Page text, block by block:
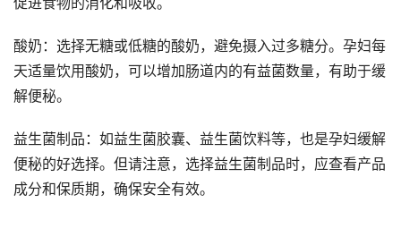
酸奶：选择无糖或低糖的酸奶，避免摄入过多糖分。孕妇每
天适量饮用酸奶，可以增加肠道内的有益菌数量，有助于缓
解便秘。
益生菌制品：如益生菌胶囊、益生菌饮料等，也是孕妇缓解
便秘的好选择。但请注意，选择益生菌制品时，应查看产品
成分和保质期，确保安全有效。